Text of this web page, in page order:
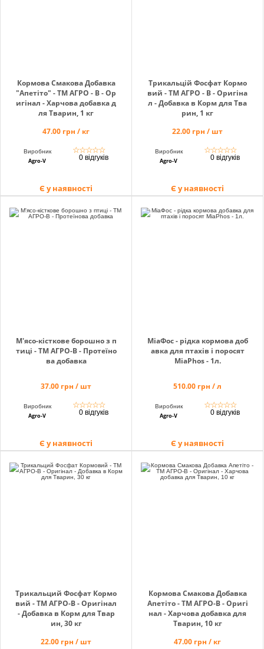
Кормова Смакова Добавка
"Апетіто" - ТМ АГРО - В - Ор
игінал - Харчова добавка д
ля Тварин, 1 кг
47.00 грн / кг
Виробник
Agro-V
☆☆☆☆☆
0 відгуків
Є у наявності
Трикальцій Фосфат Кормо
вий - ТМ АГРО - В - Оригіна
л - Добавка в Корм для Тва
рин, 1 кг
22.00 грн / шт
Виробник
Agro-V
☆☆☆☆☆
0 відгуків
Є у наявності
М'ясо-кісткове борошно з п
тиці - ТМ АГРО-В - Протеїно
ва добавка
37.00 грн / шт
Виробник
Agro-V
☆☆☆☆☆
0 відгуків
Є у наявності
МіаФос - рідка кормова доб
авка для птахів і поросят
MiaPhos - 1л.
510.00 грн / л
Виробник
Agro-V
☆☆☆☆☆
0 відгуків
Є у наявності
Трикальций Фосфат Кормо
вий - ТМ АГРО-В - Оригінал
- Добавка в Корм ​​для Твар
ин, 30 кг
22.00 грн / шт
Кормова Смакова Добавка
Апетіто - ТМ АГРО-В - Оригі
нал - Харчова добавка для
Тварин, 10 кг
47.00 грн / кг